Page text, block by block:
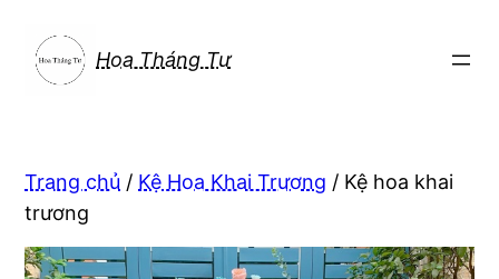
phần
Hoa Tháng Tư
Trang chủ / Kệ Hoa Khai Trương / Kệ hoa khai
trương